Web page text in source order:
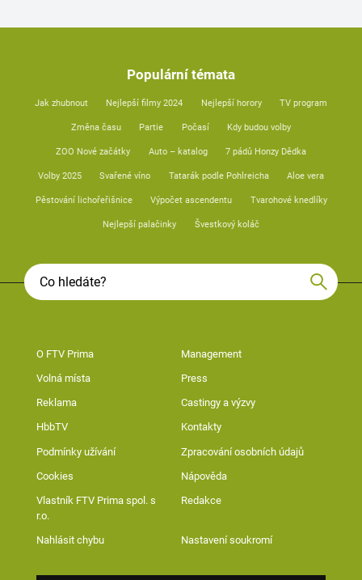
Populární témata
Jak zhubnout Nejlepší filmy 2024 Nejlepší horory TV program
Změna času Partie Počasí Kdy budou volby
ZOO Nové začátky Auto – katalog 7 pádů Honzy Dědka
Volby 2025 Svařené víno Tatarák podle Pohlreicha Aloe vera
Pěstování lichořeřišnice Výpočet ascendentu Tvarohové knedlíky
Nejlepší palačinky Švestkový koláč
O FTV Prima Management
Volná místa Press
Reklama Castingy a výzvy
HbbTV Kontakty
Podmínky užívání Zpracování osobních údajů
Cookies Nápověda
Vlastník FTV Prima spol. s
r.o.
Redakce
Nahlásit chybu Nastavení soukromí